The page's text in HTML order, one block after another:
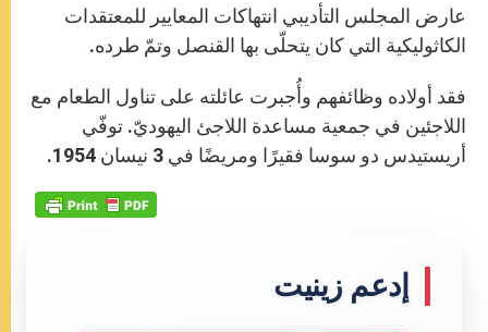
عارض المجلس التأديبي انتهاكات المعايير للمعتقدات
الكاثوليكية التي كان يتحلّى بها القنصل وتمّ طرده.
فقد أولاده وظائفهم وأُجبرت عائلته على تناول الطعام مع
اللاجئين في جمعية مساعدة اللاجئ اليهوديّ. توفّي
أريستيدس دو سوسا فقيرًا ومريضًا في 3 نيسان 1954.
إدعم زينيت